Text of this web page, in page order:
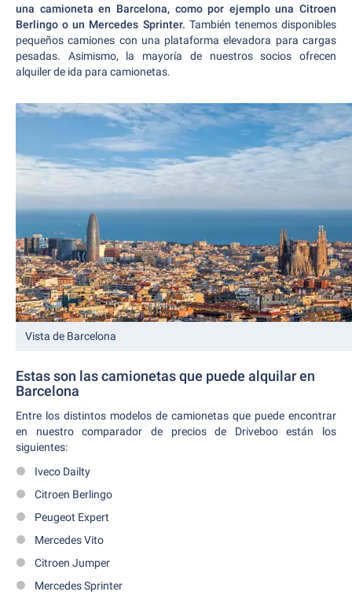
una camioneta en Barcelona, como por ejemplo una Citroen
Berlingo o un Mercedes Sprinter. También tenemos disponibles
pequeños camiones con una plataforma elevadora para cargas
pesadas. Asimismo, la mayoría de nuestros socios ofrecen
alquiler de ida para camionetas.
Vista de Barcelona
Estas son las camionetas que puede alquilar en
Barcelona
Entre los distintos modelos de camionetas que puede encontrar
en nuestro comparador de precios de Driveboo están los
siguientes:
Iveco Dailty
Citroen Berlingo
Peugeot Expert
Mercedes Vito
Citroen Jumper
Mercedes Sprinter